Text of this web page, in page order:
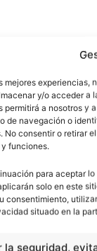
mejores experiencias,
y/o acceder a
permitirá a nosotros y
de navegación o
No consentir o retirar
funciones.
para aceptar
solo en este
consentimiento,
situado en la
la seguridad,